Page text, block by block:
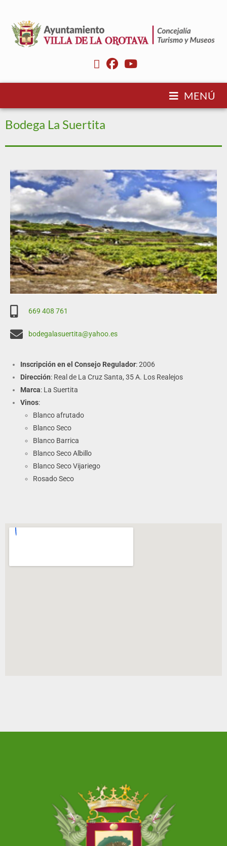
MENÚ
Bodega La Suertita
669 408 761
bodegalasuertita@yahoo.es
Inscripción en el Consejo Regulador: 2006
Dirección: Real de La Cruz Santa, 35 A. Los Realejos
Marca: La Suertita
Vinos:
Blanco afrutado
Blanco Seco
Blanco Barrica
Blanco Seco Albillo
Blanco Seco Vijariego
Rosado Seco